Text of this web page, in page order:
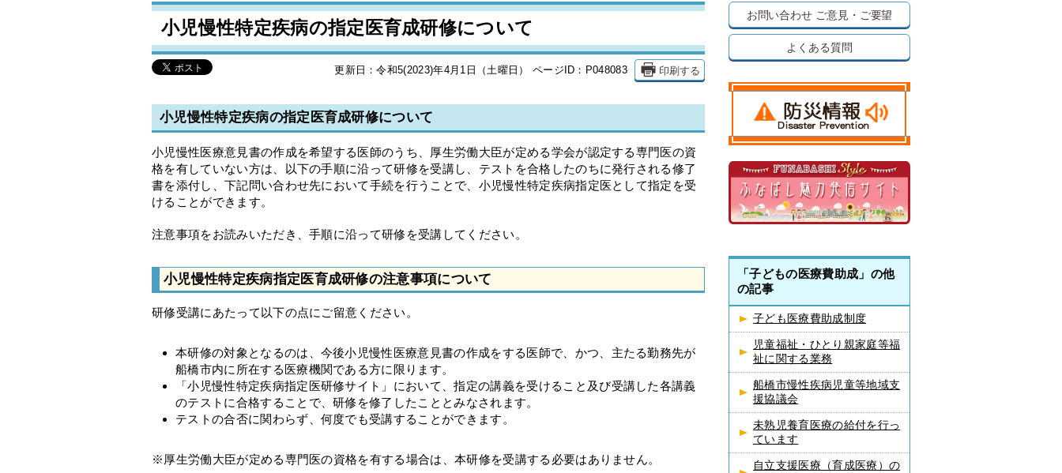
小児慢性特定疾病の指定医育成研修について
更新日：令和5(2023)年4月1日（土曜日） ページID：P048083 印刷する
小児慢性特定疾病の指定医育成研修について
小児慢性医療意見書の作成を希望する医師のうち、厚生労働大臣が定める学会が認定する専門医の資
格を有していない方は、以下の手順に沿って研修を受講し、テストを合格したのちに発行される修了
書を添付し、下記問い合わせ先において手続を行うことで、小児慢性特定疾病指定医として指定を受
けることができます。
注意事項をお読みいただき、手順に沿って研修を受講してください。
小児慢性特定疾病指定医育成研修の注意事項について
研修受講にあたって以下の点にご留意ください。
本研修の対象となるのは、今後小児慢性医療意見書の作成をする医師で、かつ、主たる勤務先が
船橋市内に所在する医療機関である方に限ります。
「小児慢性特定疾病指定医研修サイト」において、指定の講義を受けること及び受講した各講義
のテストに合格することで、研修を修了したこととみなされます。
テストの合否に関わらず、何度でも受講することができます。
※厚生労働大臣が定める専門医の資格を有する場合は、本研修を受講する必要はありません。
お問い合わせ ご意見・ご要望
よくある質問
「子どもの医療費助成」の他
の記事
子ども医療費助成制度
児童福祉・ひとり親家庭等福
祉に関する業務
船橋市慢性疾病児童等地域支
援協議会
未熟児養育医療の給付を行っ
ています
自立支援医療（育成医療）の